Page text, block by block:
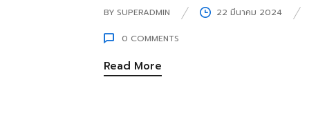
BY SUPERADMIN 22 มีนาคม 2024
0 COMMENTS
Read More